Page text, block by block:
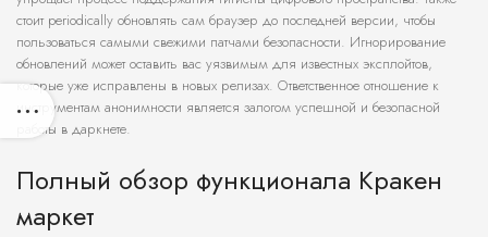
стоит periodically обновлять сам браузер до последней версии, чтобы
пользоваться самыми свежими патчами безопасности. Игнорирование
обновлений может оставить вас уязвимым для известных эксплойтов,
которые уже исправлены в новых релизах. Ответственное отношение к
инструментам анонимности является залогом успешной и безопасной
работы в даркнете.
Полный обзор функционала Кракен
маркет